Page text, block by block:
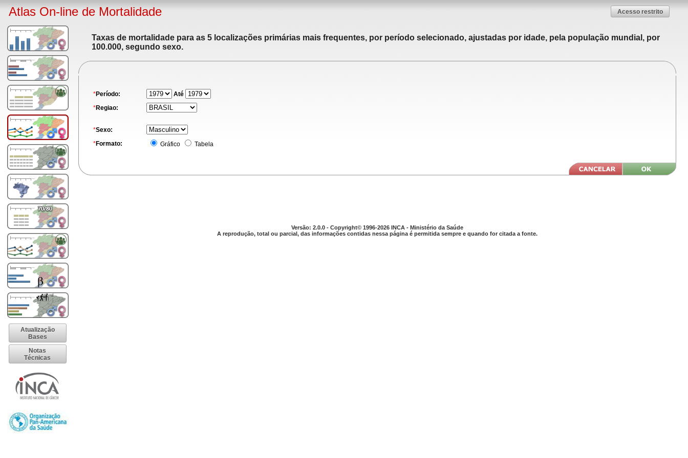
Atlas On-line de Mortalidade Acesso restrito
Atualização
Bases
Notas
Técnicas
Taxas de mortalidade para as 5 localizações primárias mais frequentes, por período selecionado, ajustadas por idade, pela população mundial, por
100.000, segundo sexo.
*Período:
Até
*Regiao:
*Sexo:
*Formato: Gráfico Tabela
Versão: 2.0.0 - Copyright© 1996-2026 INCA - Ministério da Saúde
A reprodução, total ou parcial, das informações contidas nessa página é permitida sempre e quando for citada a fonte.